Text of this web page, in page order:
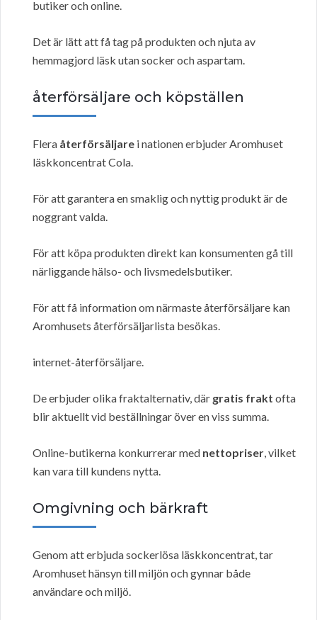
butiker och online.
Det är lätt att få tag på produkten och njuta av
hemmagjord läsk utan socker och aspartam.
återförsäljare och köpställen
Flera återförsäljare i nationen erbjuder Aromhuset
läskkoncentrat Cola.
För att garantera en smaklig och nyttig produkt är de
noggrant valda.
För att köpa produkten direkt kan konsumenten gå till
närliggande hälso- och livsmedelsbutiker.
För att få information om närmaste återförsäljare kan
Aromhusets återförsäljarlista besökas.
internet-återförsäljare.
De erbjuder olika fraktalternativ, där gratis frakt ofta
blir aktuellt vid beställningar över en viss summa.
Online-butikerna konkurrerar med nettopriser, vilket
kan vara till kundens nytta.
Omgivning och bärkraft
Genom att erbjuda sockerlösa läskkoncentrat, tar
Aromhuset hänsyn till miljön och gynnar både
användare och miljö.